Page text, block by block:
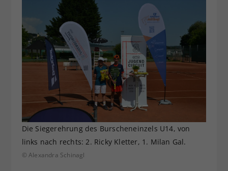
Die Siegerehrung des Burscheneinzels U14, von
links nach rechts: 2. Ricky Kletter, 1. Milan Gal.
© Alexandra Schinagl